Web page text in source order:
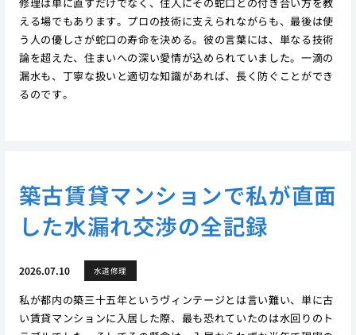
える場でもあります。プロの技術に支えられながらも、最後は使
う人の優しさが蛇口の寿命を決める。彼の言葉には、単なる技術
論を超えた、住まいへの深い愛情が込められていました。一滴の
漏水も、丁寧な扱いと適切な知識があれば、長く防ぐことができ
るのです。
築古賃貸マンションで私が直面
した水漏れ交渉の全記録
2026.07.10 水道修理
私が都内の築三十五年というヴィンテージとは言い難い、単に古
い賃貸マンションに入居した際、最も恐れていたのは水回りのト